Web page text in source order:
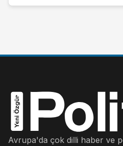
Avrupa'da çok dilli haber ve